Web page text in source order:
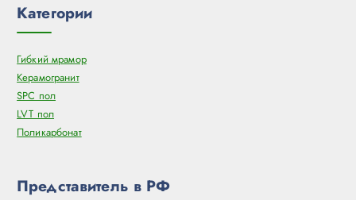
Категории
Гибкий мрамор
Керамогранит
SPC пол
LVT пол
Поликарбонат
Представитель в РФ